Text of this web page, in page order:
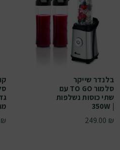
בלנדר שייקר
סלמור TO GO עם
שתי כוסות נשלפות
| 350W
249.00 ₪
₪